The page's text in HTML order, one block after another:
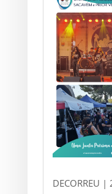
DECORREU |